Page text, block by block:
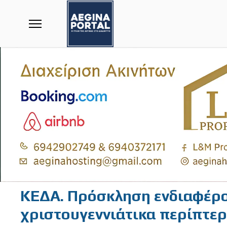
ΚΕΔΑ. Πρόσκληση
χριστουγεννιάτικα